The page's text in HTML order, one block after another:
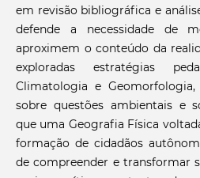
em revisão bibliográfica e
defende a necessidade de
aproximem o conteúdo da
exploradas estratégias
Climatologia e
sobre questões ambientais e
que uma Geografia Física
formação de cidadãos
de compreender e transformar